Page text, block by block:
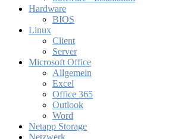
Hardware
BIOS
Linux
Client
Server
Microsoft Office
Allgemein
Excel
Office 365
Outlook
Word
Netapp Storage